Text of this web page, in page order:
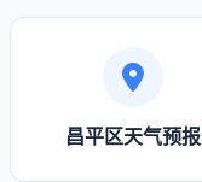
昌平区天气预报